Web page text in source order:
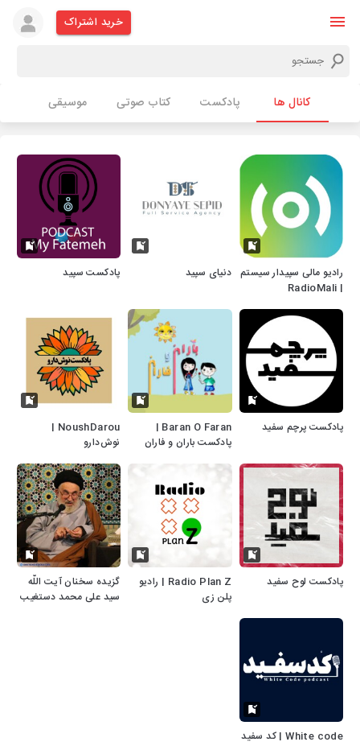
خرید اشتراک
کانال ها پادکست کتاب صوتی موسیقی
رادیو مالی سپیدار سیستم
| RadioMali
دنیای سپید پادکست سپید
پادکست پرچم سفید
Baran O Faran |
پادکست باران و فاران
NoushDarou |
نوش‌دارو
پادکست لوح سفید
Radio Plan Z | رادیو
پلن زی
گزیده سخنان آیت اللّه
سید علی محمد دستغیب
White code | کد سفید